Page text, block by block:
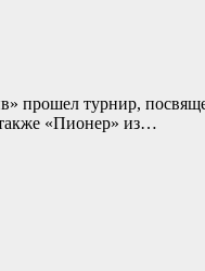
прошел турнир,
«Пионер» из…